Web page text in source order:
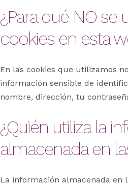
¿Para qué NO se
cookies en esta
En las cookies que utilizamos
información sensible de
nombre, dirección, tu
¿Quién utiliza la
almacenada en
La información almacenada en